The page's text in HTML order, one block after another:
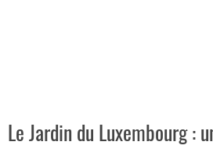
Le Jardin du Luxembourg